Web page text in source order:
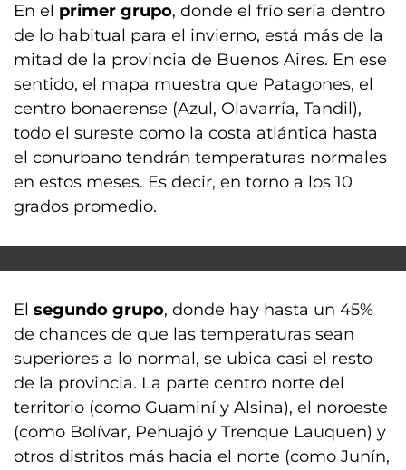
En el primer grupo, donde el frío sería dentro
de lo habitual para el invierno, está más de la
mitad de la provincia de Buenos Aires. En ese
sentido, el mapa muestra que Patagones, el
centro bonaerense (Azul, Olavarría, Tandil),
todo el sureste como la costa atlántica hasta
el conurbano tendrán temperaturas normales
en estos meses. Es decir, en torno a los 10
grados promedio.
El segundo grupo, donde hay hasta un 45%
de chances de que las temperaturas sean
superiores a lo normal, se ubica casi el resto
de la provincia. La parte centro norte del
territorio (como Guaminí y Alsina), el noroeste
(como Bolívar, Pehuajó y Trenque Lauquen) y
otros distritos más hacia el norte (como Junín,